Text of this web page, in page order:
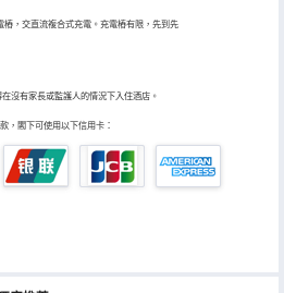
樁，交直流複合式充電。充電樁有限，先到先
沒有家長或監護人的情況下入住酒店。
，閣下可使用以下信用卡：